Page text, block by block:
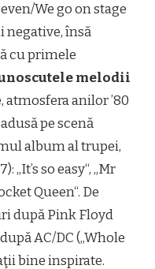
We go on stage
negative, însă
cu primele
melodii
atmosfera anilor ’80
adusă pe scenă
album al trupei,
„It’s so easy“, „Mr
Queen“. De
după Pink Floyd
AC/DC („Whole
bine inspirate.